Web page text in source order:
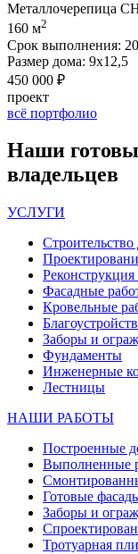
Металлочерепица
160 м2
Срок выполнения: 20
Размер дома: 9х12,5
450 000 ₽
проект
всё портфолио
Наши
владельцев
УСЛУГИ
Строительство
Реконструкция
Фасадные
Кровельные
Заборы и
Фундаменты
Инженерные
Лестницы
НАШИ РАБОТЫ
Построенные
Выполненные
Готовые
Заборы и
Тротуарная